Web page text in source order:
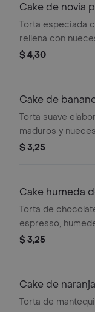
Cake de novia
Torta especiada
rellena con
frutas confitadas,
$ 4,30
Cake de
Torta suave
maduros y
$ 3,25
Cake humeda
porción
Torta de
espresso,
chocolate y
$ 3,25
Cake de naranja
Torta de